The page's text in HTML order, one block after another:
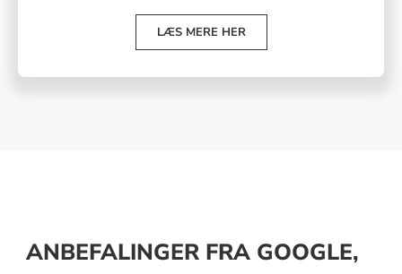
LÆS MERE HER
ANBEFALINGER FRA GOOGLE,